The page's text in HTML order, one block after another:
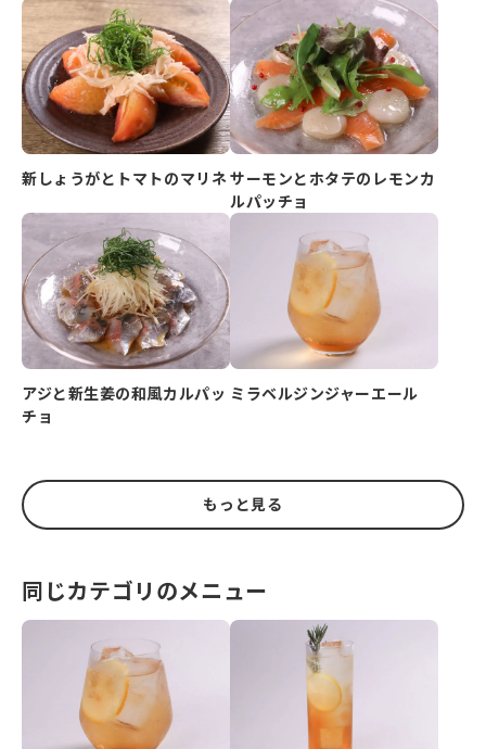
新しょうがとトマトのマリネサーモンとホタテのレモンカ
ルパッチョ
アジと新生姜の和風カルパッ
チョ
ミラベルジンジャーエール
もっと見る
同じカテゴリのメニュー